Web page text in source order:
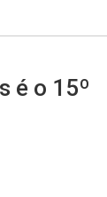
é o 15º